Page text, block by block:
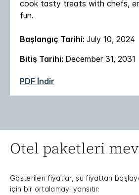
cook tasty treats with chefs,
fun.
Başlangıç Tarihi: July 10, 2024
Bitiş Tarihi: December 31, 2031
PDF İndir
Otel paketleri
Gösterilen fiyatlar, şu fiyattan
için bir ortalamayı yansıtır: